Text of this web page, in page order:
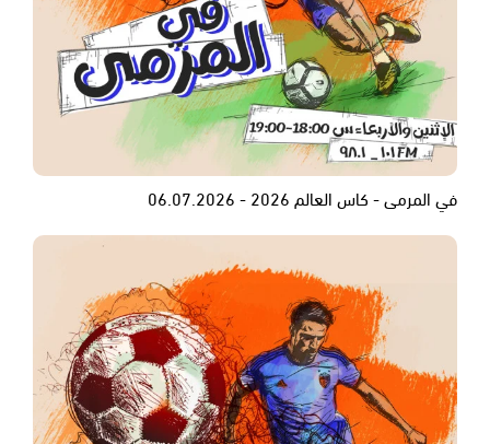
في المرمى - كاس العالم 2026 - 06.07.2026